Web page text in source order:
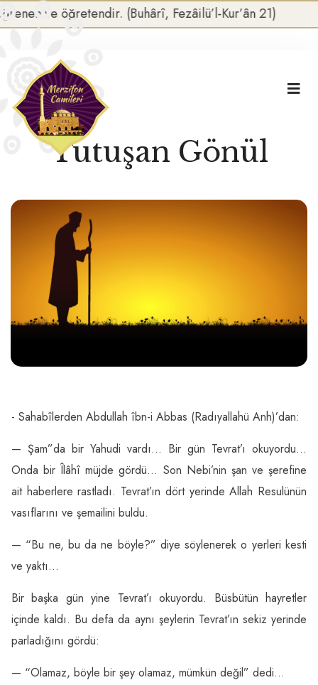
(Buhârî, Fezâilü’l-Kur’ân 21)
Tutuşan Gönül
- Sahabîlerden Abdullah îbn-i Abbas (Radıyallahü Anh)’dan:
— Şam”da bir Yahudi vardı… Bir gün Tevrat’ı okuyordu…
Onda bir Îlâhî müjde gördü… Son Nebi’nin şan ve şerefine
ait haberlere rastladı. Tevrat’ın dört yerinde Allah Resulünün
vasıflarını ve şemailini buldu.
— “Bu ne, bu da ne böyle?” diye söylenerek o yerleri kesti
ve yaktı…
Bir başka gün yine Tevrat’ı okuyordu. Büsbütün hayretler
içinde kaldı. Bu defa da aynı şeylerin Tevrat’ın sekiz yerinde
parladığını gördü:
— “Olamaz, böyle bir şey olamaz, mümkün değil” dedi…